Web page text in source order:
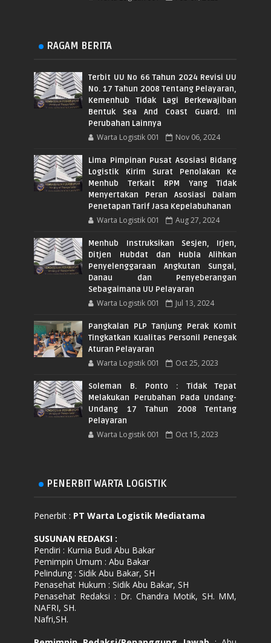
RAGAM BERITA
Terbit UU No 66 Tahun 2024 Revisi UU
No. 17 Tahun 2008 Tentang Pelayaran,
Kemenhub Tidak Lagi Berkewajiban
Bentuk Sea And Coast Guard. Ini
Perubahan Lainnya
Warta Logistik 001 Nov 06, 2024
Lima Pimpinan Pusat Asosiasi Bidang
Logistik Kirim Surat Penolakan Ke
Menhub Terkait RPM Yang Tidak
Menyertakan Peran Asosiasi Dalam
Penetapan Tarif Jasa Kepelabuhanan
Warta Logistik 001 Aug 27, 2024
Menhub Instruksikan Sesjen, Irjen,
Ditjen Hubdat dan Hubla Alihkan
Penyelenggaraan Angkutan Sungai,
Danau dan Penyeberangan
Sebagaimana UU Pelayaran
Warta Logistik 001 Jul 13, 2024
Pangkalan PLP Tanjung Perak Komit
Tingkatkan Kualitas Personil Penegak
Aturan Pelayaran
Warta Logistik 001 Oct 25, 2023
Soleman B. Ponto : Tidak Tepat
Melakukan Perubahan Pada Undang-
Undang 17 Tahun 2008 Tentang
Pelayaran
Warta Logistik 001 Oct 15, 2023
PENERBIT WARTA LOGISTIK
Penerbit : PT Warta Logistik Mediatama
SUSUNAN REDAKSI :
Pendiri : Kurnia Budi Abu Bakar
Pemimpin Umum : Abu Bakar
Pelindung : Sidik Abu Bakar, SH
Penasehat Hukum : Sidik Abu Bakar, SH
Penasehat Redaksi : Dr. Chandra Motik, SH. MM,
NAFRI, SH.
Nafri,SH.